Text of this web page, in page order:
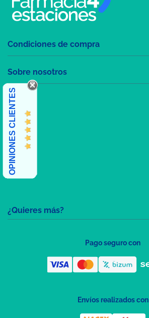
¿Quieres más?
Condiciones de compra
Sobre nosotros
OPINIONES CLIENTES
Pago seguro con
Envíos realizados con